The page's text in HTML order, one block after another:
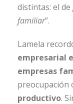
distintas: el de
familiar”.
Lamela
empresarial
empresas
preocupación
productivo.